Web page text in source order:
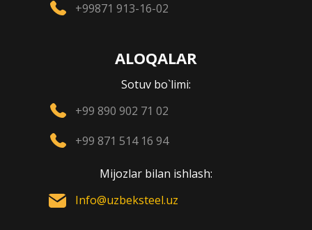
+99871 913-16-02
ALOQALAR
Sotuv bo`limi:
+99 890 902 71 02
+99 871 514 16 94
Mijozlar bilan ishlash:
Info@uzbeksteel.uz